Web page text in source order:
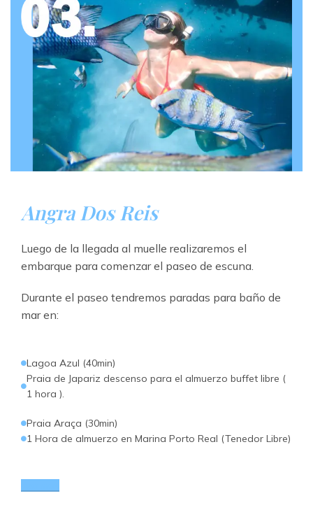
Angra Dos Reis
Luego de la llegada al muelle realizaremos el
embarque para comenzar el paseo de escuna.
Durante el paseo tendremos paradas para baño de
mar en:
Lagoa Azul (40min)
Praia de Japariz descenso para el almuerzo buffet libre (
1 hora ).
Praia Araça (30min)
1 Hora de almuerzo en Marina Porto Real (Tenedor Libre)